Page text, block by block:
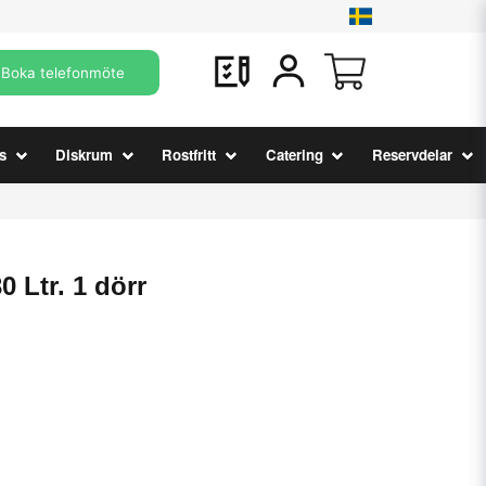
Boka telefonmöte
Diskrum Rostfritt Catering Reservdelar
Ltr. 1 dörr